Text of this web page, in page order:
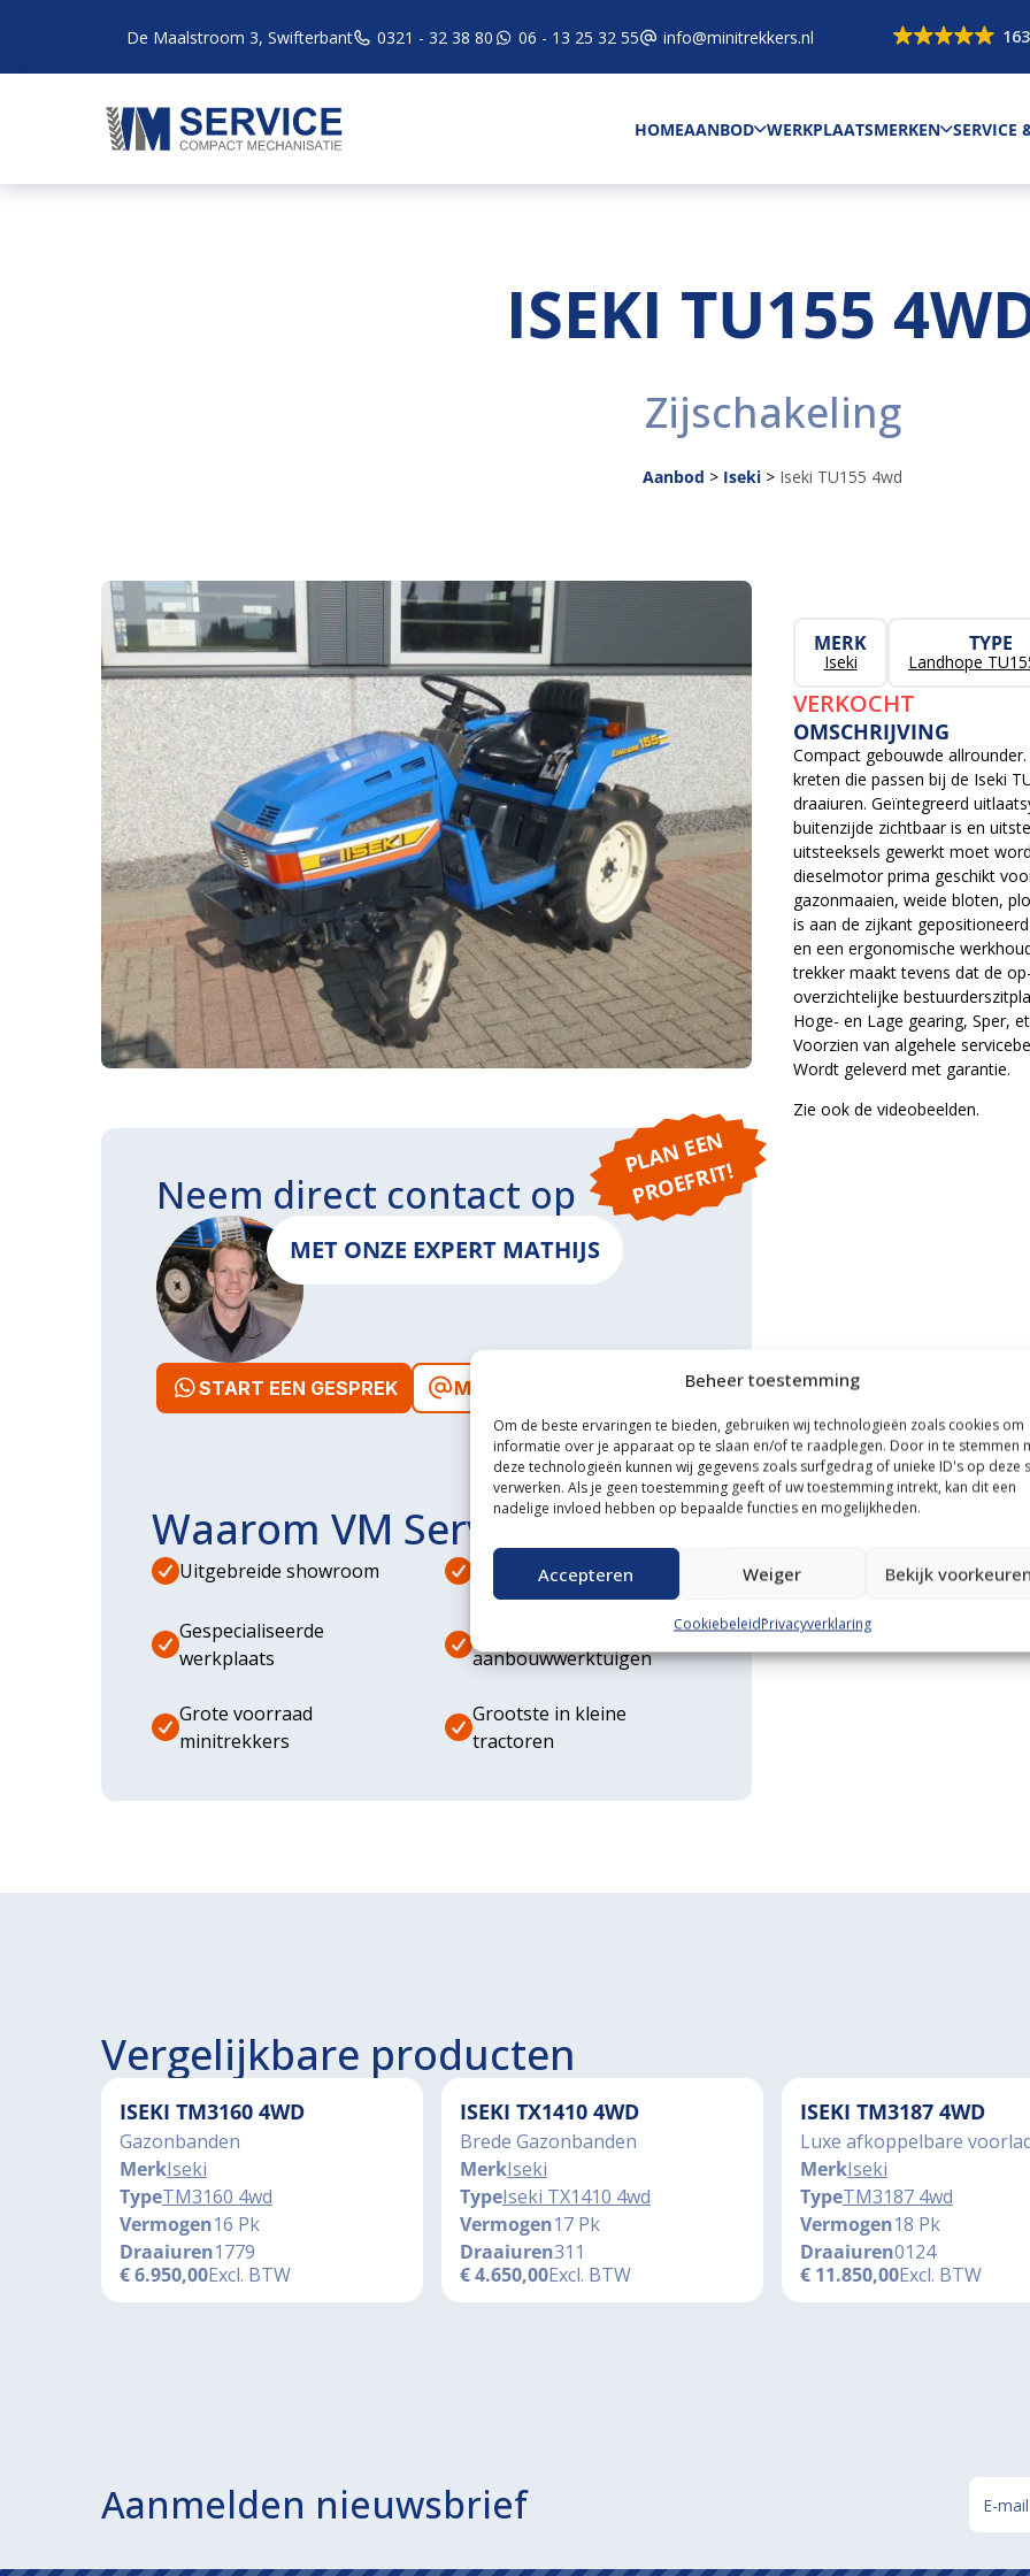
Beheer toestemming
Om de beste ervaringen te bieden, gebruiken wij technologieën zoals cookies om
informatie over je apparaat op te slaan en/of te raadplegen. Door in te stemmen
deze technologieën kunnen wij gegevens zoals surfgedrag of unieke ID's op deze
verwerken. Als je geen toestemming geeft of uw toestemming intrekt, kan dit een
nadelige invloed hebben op bepaalde functies en mogelijkheden.
Accepteren Weiger Bekijk
CookiebeleidPrivacyverklaring
De Maalstroom 3, Swifterbant 0321 - 32 38 80 06 - 13 25 32 55 info@minitrekkers.nl
HOMEAANBOD WERKPLAATSMERKEN SERVICE
ISEKI TU155
Zijschakeling
Aanbod > Iseki > Iseki TU155 4wd
MERK
Iseki
TYPE
Landhope
VERKOCHT
OMSCHRIJVING
Compact gebouwde
kreten die passen bij de Iseki
draaiuren. Geïntegreerd
buitenzijde zichtbaar is en
uitsteeksels gewerkt moet
dieselmotor prima geschikt
gazonmaaien, weide bloten,
is aan de zijkant
en een ergonomische
trekker maakt tevens dat de
overzichtelijke
Hoge- en Lage gearing, Sper,
Voorzien van algehele
Wordt geleverd met garantie.
Zie ook de videobeelden.
P
L
A
N
E
E
N
P
R
O
E
F
RI
T!
Neem direct contact op
MET ONZE EXPERT MATHIJS
START EEN GESPREK MAIL ONS
Waarom VM Service
Uitgebreide showroom Eigen transportservice
Gespecialiseerde
werkplaats
aanbouwwerktuigen
Grote voorraad
minitrekkers
Grootste in kleine
tractoren
Vergelijkbare producten
ISEKI TM3160 4WD
Gazonbanden
MerkIseki
TypeTM3160 4wd
Vermogen16 Pk
Draaiuren1779
€6.950,00Excl. BTW
ISEKI TX1410 4WD
Brede Gazonbanden
MerkIseki
TypeIseki TX1410 4wd
Vermogen17 Pk
Draaiuren311
€4.650,00Excl. BTW
ISEKI TM3187 4WD
Luxe afkoppelbare
MerkIseki
TypeTM3187 4wd
Vermogen18 Pk
Draaiuren0124
€ 11.850,00Excl. BTW
Aanmelden nieuwsbrief